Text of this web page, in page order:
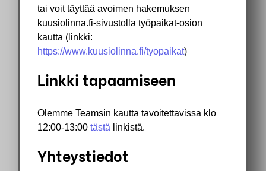
tai voit täyttää avoimen hakemuksen
kuusiolinna.fi-sivustolla työpaikat-osion
kautta (linkki:
https://www.kuusiolinna.fi/tyopaikat)
Linkki tapaamiseen
Olemme Teamsin kautta tavoitettavissa klo
12:00-13:00 tästä linkistä.
Yhteystiedot